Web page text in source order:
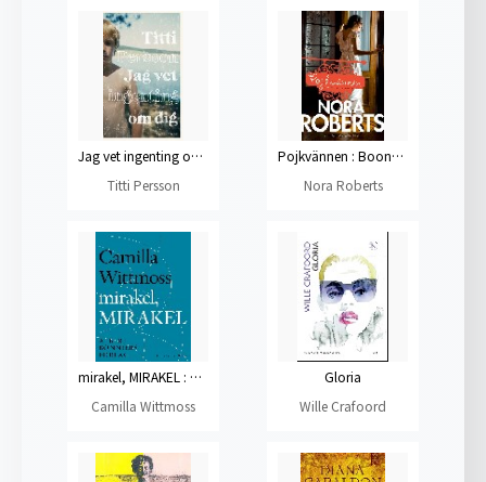
Jag vet ingenting om dig
Titti Persson
Pojkvännen : Boonsborotrilogin del 2
Nora Roberts
mirakel, MIRAKEL : Berättelser
Camilla Wittmoss
Gloria
Wille Crafoord